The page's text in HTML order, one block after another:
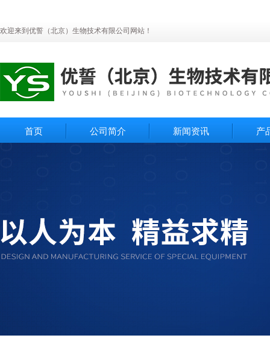
欢迎来到优誓（北京）生物技术有限公司网站！
首页 公司简介 新闻资讯 产